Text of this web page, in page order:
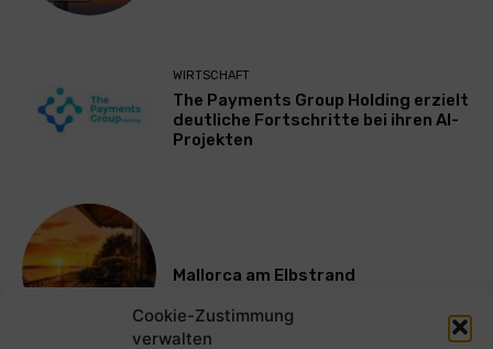
Cookie-Zustimmung
verwalten
WIRTSCHAFT
The Payments Group Holding erzielt
deutliche Fortschritte bei ihren AI-
Projekten
Mallorca am Elbstrand